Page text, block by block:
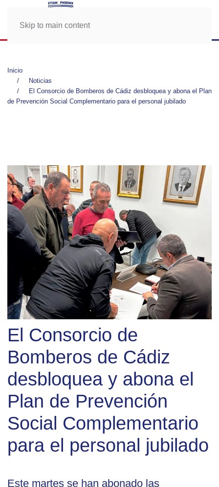
Skip to main content
Inicio
Noticias
El Consorcio de Bomberos de Cádiz desbloquea y abona el Plan
de Prevención Social Complementario para el personal jubilado
El Consorcio de
Bomberos de Cádiz
desbloquea y abona el
Plan de Prevención
Social Complementario
para el personal jubilado
Este martes se han abonado las